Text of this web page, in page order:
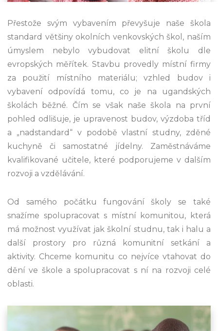
Přestože svým vybavením převyšuje naše škola
standard většiny okolních venkovských škol, naším
úmyslem nebylo vybudovat elitní školu dle
evropských měřítek. Stavbu provedly místní firmy
za použití místního materiálu; vzhled budov i
vybavení odpovídá tomu, co je na ugandských
školách běžné. Čím se však naše škola na první
pohled odlišuje, je upravenost budov, výzdoba tříd
a „nadstandard“ v podobě vlastní studny, zděné
kuchyně či samostatné jídelny. Zaměstnáváme
kvalifikované učitele, které podporujeme v dalším
rozvoji a vzdělávání.
Od samého počátku fungování školy se také
snažíme spolupracovat s místní komunitou, která
má možnost využívat jak školní studnu, tak i halu a
další prostory pro různá komunitní setkání a
aktivity. Chceme komunitu co nejvíce vtahovat do
dění ve škole a spolupracovat s ní na rozvoji celé
oblasti.